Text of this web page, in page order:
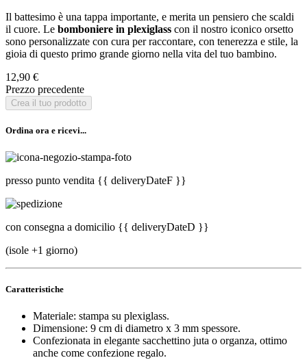
Il battesimo è una tappa importante, e merita un pensiero che scaldi
il cuore. Le bomboniere in plexiglass con il nostro iconico orsetto
sono personalizzate con cura per raccontare, con tenerezza e stile, la
gioia di questo primo grande giorno nella vita del tuo bambino.
12,90 €
Prezzo precedente
Crea il tuo prodotto
Ordina ora e ricevi...
presso punto vendita {{ deliveryDateF }}
con consegna a domicilio {{ deliveryDateD }}
(isole +1 giorno)
Caratteristiche
Materiale: stampa su plexiglass.
Dimensione: 9 cm di diametro x 3 mm spessore.
Confezionata in elegante sacchettino juta o organza, ottimo
anche come confezione regalo.